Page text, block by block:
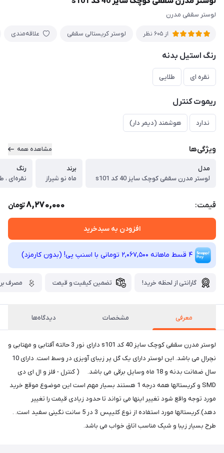
لوستر سقفی مدرن
از 605 نظر لوستر کریستالی سقفی علاقه‌مندی
رنگ استیل بدنه
نقره ای طلایی
ریموت کنترل
ندارد هوشمند (دیمر دار)
ویژگی‌ها مشاهده همه
مدل
لوستر مدرن سقفی کوچک سایز 40 کد s101
برند
ماه نو شیراز
رنگ
نقره‌ای ،
قیمت: 8,270,000تومان
افزودن به سبدخرید
4 قسط ماهانه 2,067,500 تومانی با اسنپ ‌پی! (بدون کارمزد)
گارانتی از لحظه خرید! تضمین کیفیت و قیمت مصرف
معرفی مشخصات دیدگاه‌ها
لوستر مدرن سقفی کوچک سایز 40 کد s101 دارای نور 3 حالته آفتابی و مهتابی و
نچرال می باشد. این لوستر دارای یک گل پر زیبای آویزی در وسط است. دارای 10
سال ضمانت بدنه و 18 ماه وسایل برقی می باشد. ( کنترل - فلز و ال ای دی
SMD و کریستالها همه درجه 1 هستند بسیار مهم است این موضوع موقع خرید
مورد توجه واقع شود تغییر اینها می تواند تا حدود زیادی قیمت را تغییر
دهد).کریستالها مورد استفاده از نوع کلیپس 3 در 5 سانت نگینی سفید است. .
طرح بسیار زیبا و شیک مناسب اتاق خواب می باشد.